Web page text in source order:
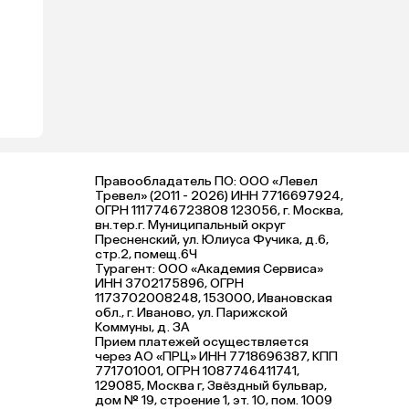
Правообладатель ПО: ООО «Левел
Тревел» (2011 - 2026) ИНН 7716697924,
ОГРН 1117746723808 123056, г. Москва,
вн.тер.г. Муниципальный округ
Пресненский, ул. Юлиуса Фучика, д.6,
стр.2, помещ.6Ч
Турагент: ООО «Академия Сервиса»
ИНН 3702175896, ОГРН
1173702008248, 153000, Ивановская
обл., г. Иваново, ул. Парижской
Коммуны, д. ЗА
Прием платежей осуществляется
через АО «ПРЦ» ИНН 7718696387, КПП
771701001, ОГРН 1087746411741,
129085, Москва г, Звёздный бульвар,
дом № 19, строение 1, эт. 10, пом. 1009